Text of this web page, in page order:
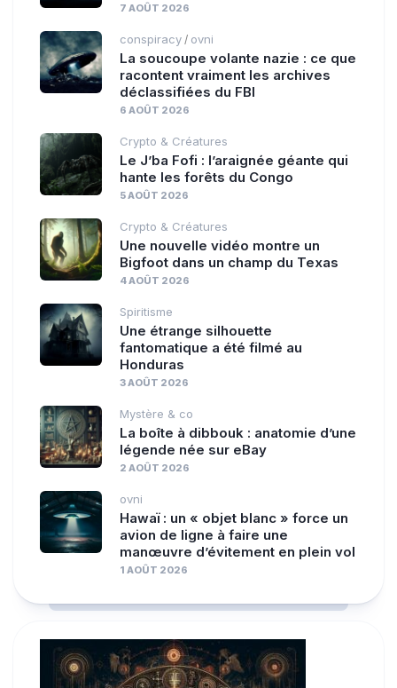
7 AOÛT 2026
conspiracy / ovni
La soucoupe volante nazie : ce que
racontent vraiment les archives
déclassifiées du FBI
6 AOÛT 2026
Crypto & Créatures
Le J’ba Fofi : l’araignée géante qui
hante les forêts du Congo
5 AOÛT 2026
Crypto & Créatures
Une nouvelle vidéo montre un
Bigfoot dans un champ du Texas
4 AOÛT 2026
Spiritisme
Une étrange silhouette
fantomatique a été filmé au
Honduras
3 AOÛT 2026
Mystère & co
La boîte à dibbouk : anatomie d’une
légende née sur eBay
2 AOÛT 2026
ovni
Hawaï : un « objet blanc » force un
avion de ligne à faire une
manœuvre d’évitement en plein vol
1 AOÛT 2026